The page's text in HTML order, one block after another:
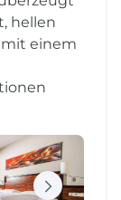
hellen
einem